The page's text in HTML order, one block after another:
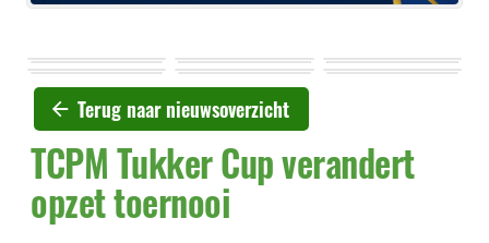
Terug naar nieuwsoverzicht
TCPM Tukker Cup verandert
opzet toernooi